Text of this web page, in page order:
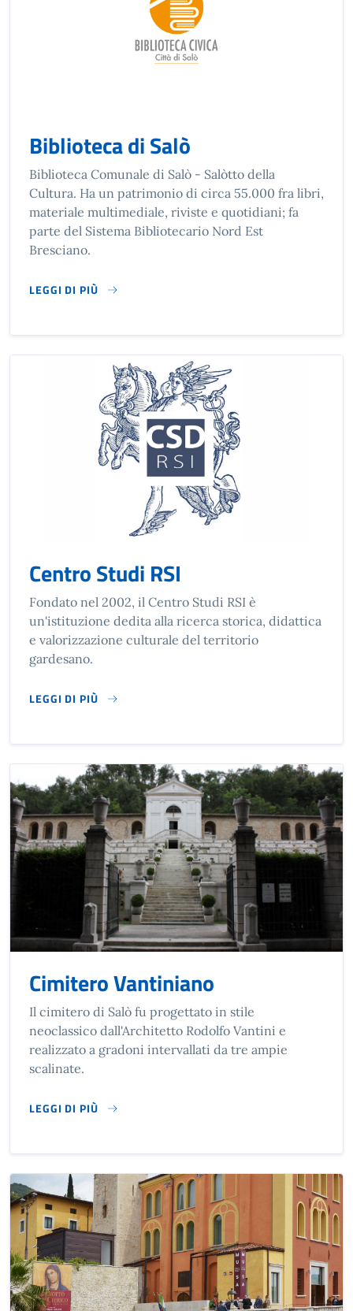
Biblioteca di Salò
Biblioteca Comunale di Salò - Salòtto della
Cultura. Ha un patrimonio di circa 55.000 fra libri,
materiale multimediale, riviste e quotidiani; fa
parte del Sistema Bibliotecario Nord Est
Bresciano.
LEGGI DI PIÙ
SU BIBLIOTECA DI SALÒ
Centro Studi RSI
Fondato nel 2002, il Centro Studi RSI è
un'istituzione dedita alla ricerca storica, didattica
e valorizzazione culturale del territorio
gardesano.
LEGGI DI PIÙ
SU CENTRO STUDI RSI
Cimitero Vantiniano
Il cimitero di Salò fu progettato in stile
neoclassico dall'Architetto Rodolfo Vantini e
realizzato a gradoni intervallati da tre ampie
scalinate.
LEGGI DI PIÙ
SU CIMITERO VANTINIANO